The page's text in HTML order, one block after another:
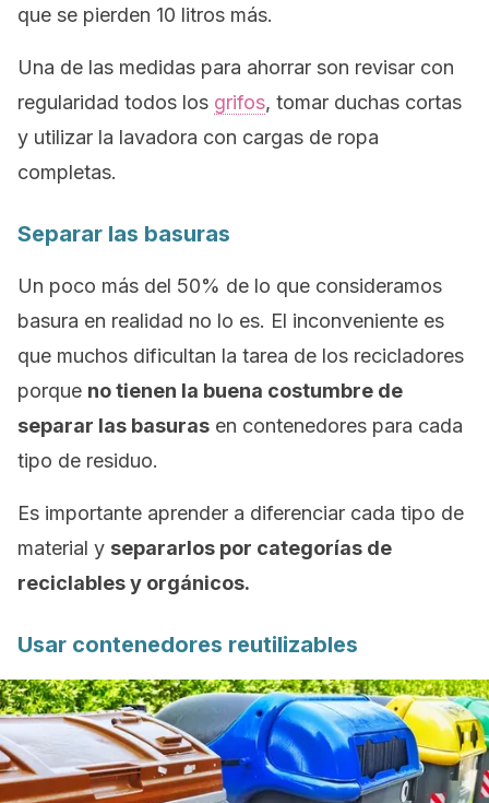
que se pierden 10 litros más.
Una de las medidas para ahorrar son revisar con
regularidad todos los grifos, tomar duchas cortas
y utilizar la lavadora con cargas de ropa
completas.
Separar las basuras
Un poco más del 50% de lo que consideramos
basura en realidad no lo es. El inconveniente es
que muchos dificultan la tarea de los recicladores
porque no tienen la buena costumbre de
separar las basuras en contenedores para cada
tipo de residuo.
Es importante aprender a diferenciar cada tipo de
material y separarlos por categorías de
reciclables y orgánicos.
Usar contenedores reutilizables